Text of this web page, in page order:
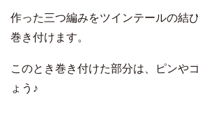
作った三つ編みをツインテールの結
巻き付けます。
このとき巻き付けた部分は、ピンや
ょう♪